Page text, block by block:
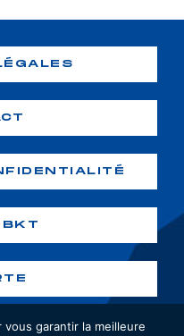
BKT
garantir la meilleure